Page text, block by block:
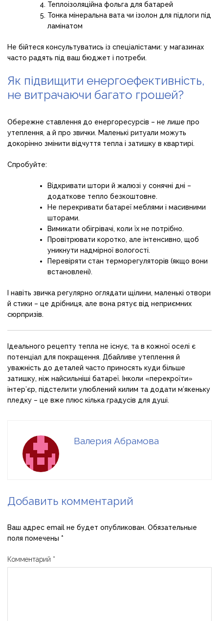
Теплоізоляційна фольга для батарей
Тонка мінеральна вата чи ізолон для підлоги під
ламінатом
Не бійтеся консультуватись із спеціалістами: у магазинах
часто радять під ваш бюджет і потреби.
Як підвищити енергоефективність,
не витрачаючи багато грошей?
Обережне ставлення до енергоресурсів – не лише про
утеплення, а й про звички. Маленькі ритуали можуть
докорінно змінити відчуття тепла і затишку в квартирі.
Спробуйте:
Відкривати штори й жалюзі у сонячні дні –
додаткове тепло безкоштовне.
Не перекривати батареї меблями і масивними
шторами.
Вимикати обігрівачі, коли їх не потрібно.
Провітрювати коротко, але інтенсивно, щоб
уникнути надмірної вологості.
Перевіряти стан терморегуляторів (якщо вони
встановлені).
І навіть звичка регулярно оглядати щілини, маленькі отвори
й стики – це дрібниця, але вона рятує від неприємних
сюрпризів.
Ідеального рецепту тепла не існує, та в кожної оселі є
потенціал для покращення. Дбайливе утеплення й
уважність до деталей часто приносять куди більше
затишку, ніж найсильніші батареї. Інколи «перекроїти»
інтер’єр, підстелити улюблений килим та додати м’якеньку
пледку – це вже плюс кілька градусів для душі.
Валерия Абрамова
Добавить комментарий
Ваш адрес email не будет опубликован. Обязательные
поля помечены *
Комментарий *